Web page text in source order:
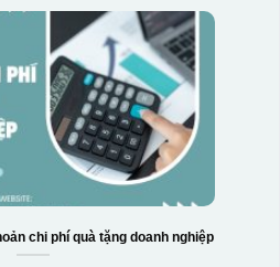
chi phí quà tặng doanh nghiệp